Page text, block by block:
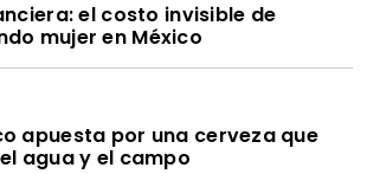
el costo invisible de
mujer en México
apuesta por una cerveza que
agua y el campo